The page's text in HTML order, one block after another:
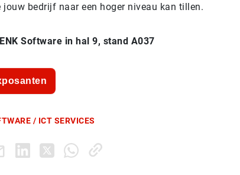
jouw bedrijf naar een hoger niveau kan tillen.
Software in hal 9, stand A037
/ ICT SERVICES